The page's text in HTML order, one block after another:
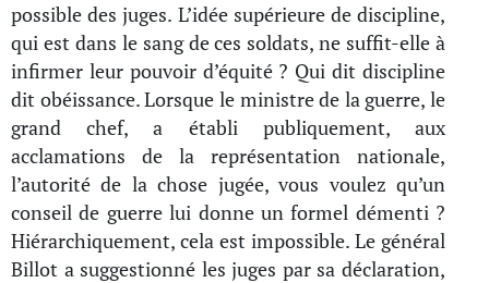
possible des juges. L’idée supérieure de discipline,
qui est dans le sang de ces soldats, ne suffit-elle à
infirmer leur pouvoir d’équité ? Qui dit discipline
dit obéissance. Lorsque le ministre de la guerre, le
grand chef, a établi publiquement, aux
acclamations de la représentation nationale,
l’autorité de la chose jugée, vous voulez qu’un
conseil de guerre lui donne un formel démenti ?
Hiérarchiquement, cela est impossible. Le général
Billot a suggestionné les juges par sa déclaration,